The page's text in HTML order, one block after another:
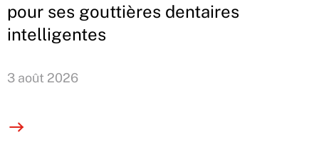
pour ses gouttières dentaires
intelligentes
3 août 2026